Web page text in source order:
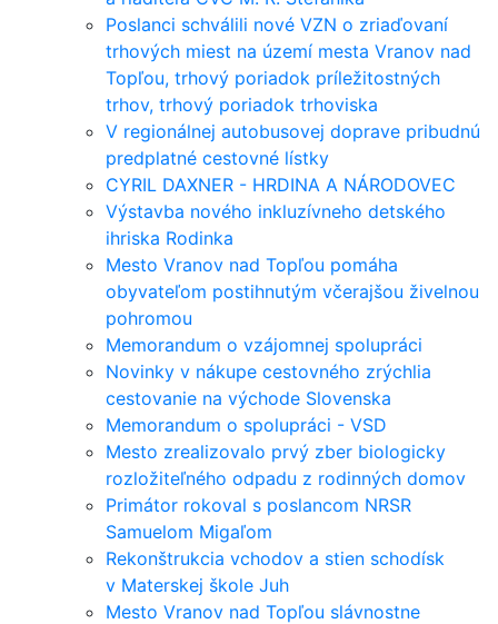
Poslanci schválili nové VZN o zriaďovaní
trhových miest na území mesta Vranov nad
Topľou, trhový poriadok príležitostných
trhov, trhový poriadok trhoviska
V regionálnej autobusovej doprave pribudnú
predplatné cestovné lístky
CYRIL DAXNER - HRDINA A NÁRODOVEC
Výstavba nového inkluzívneho detského
ihriska Rodinka
Mesto Vranov nad Topľou pomáha
obyvateľom postihnutým včerajšou živelnou
pohromou
Memorandum o vzájomnej spolupráci
Novinky v nákupe cestovného zrýchlia
cestovanie na východe Slovenska
Memorandum o spolupráci - VSD
Mesto zrealizovalo prvý zber biologicky
rozložiteľného odpadu z rodinných domov
Primátor rokoval s poslancom NRSR
Samuelom Migaľom
Rekonštrukcia vchodov a stien schodísk
v Materskej škole Juh
Mesto Vranov nad Topľou slávnostne